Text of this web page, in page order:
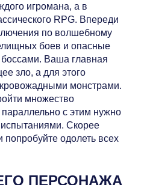
игромана, а в
RPG. Впереди
по волшебному
боев и опасные
Ваша главная
зло, а для этого
монстрами.
множество
с этим нужно
Скорее
попробуйте одолеть всех
ПЕРСОНАЖА